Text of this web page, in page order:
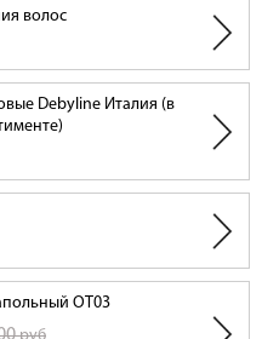
волос
Debyline Италия (в
OT03